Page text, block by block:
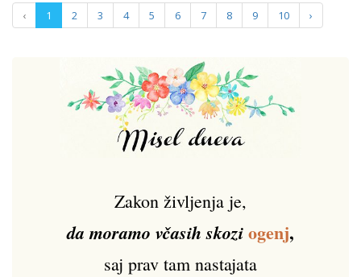
‹ 1 2 3 4 5 6 7 8 9 10 ›
Zakon življenja je,
da moramo včasih skoziogenj,
saj prav tam nastajata